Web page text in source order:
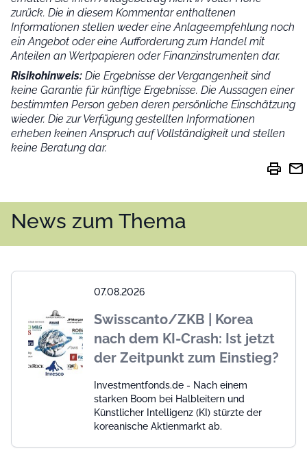
zurück. Die in diesem Kommentar enthaltenen
Informationen stellen weder eine Anlageempfehlung noch
ein Angebot oder eine Aufforderung zum Handel mit
Anteilen an Wertpapieren oder Finanzinstrumenten dar.
Risikohinweis: Die Ergebnisse der Vergangenheit sind
keine Garantie für künftige Ergebnisse. Die Aussagen einer
bestimmten Person geben deren persönliche Einschätzung
wieder. Die zur Verfügung gestellten Informationen
erheben keinen Anspruch auf Vollständigkeit und stellen
keine Beratung dar.
print mail
News zum Thema
07.08.2026
Swisscanto/ZKB | Korea
nach dem KI-Crash: Ist jetzt
der Zeitpunkt zum Einstieg?
Investmentfonds.de - Nach einem
starken Boom bei Halbleitern und
Künstlicher Intelligenz (KI) stürzte der
koreanische Aktienmarkt ab.